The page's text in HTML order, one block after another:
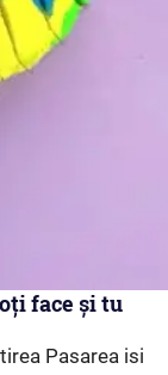
face și tu
Pasarea isi